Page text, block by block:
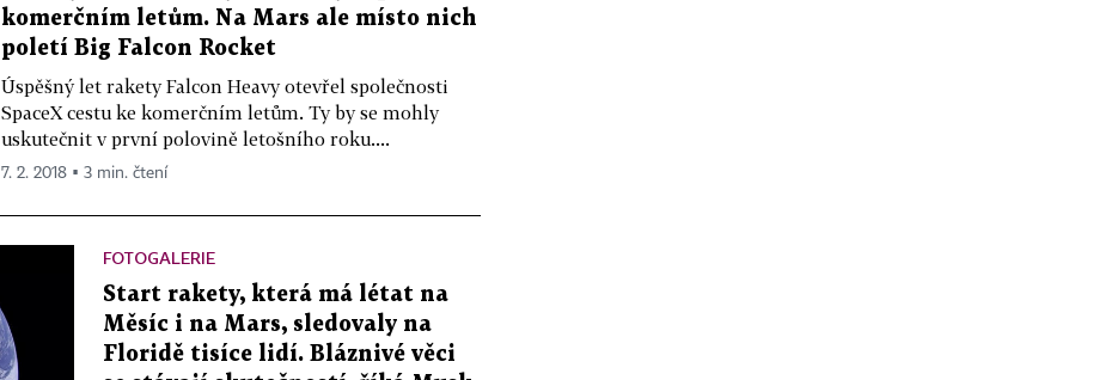
komerčním letům. Na Mars ale místo nich
poletí Big Falcon Rocket
Úspěšný let rakety Falcon Heavy otevřel společnosti
SpaceX cestu ke komerčním letům. Ty by se mohly
uskutečnit v první polovině letošního roku....
7. 2. 2018 ▪ 3 min. čtení
FOTOGALERIE
Start rakety, která má létat na
Měsíc i na Mars, sledovaly na
Floridě tisíce lidí. Bláznivé věci